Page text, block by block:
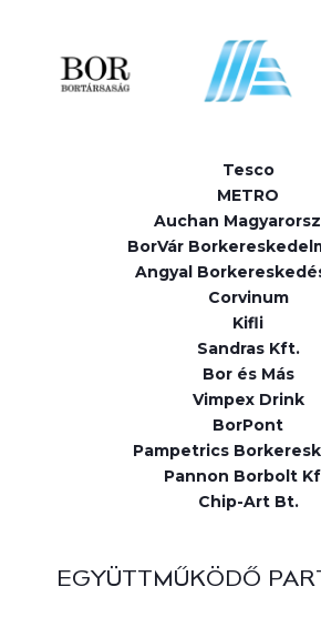
Tesco
METRO
Auchan
BorVár
Angyal
Corvinum
Kifli
Sandras Kft.
Bor és Más
Vimpex Drink
BorPont
Pampetrics
Pannon Borbolt
Chip-Art Bt.
EGYÜTTMŰKÖDŐ